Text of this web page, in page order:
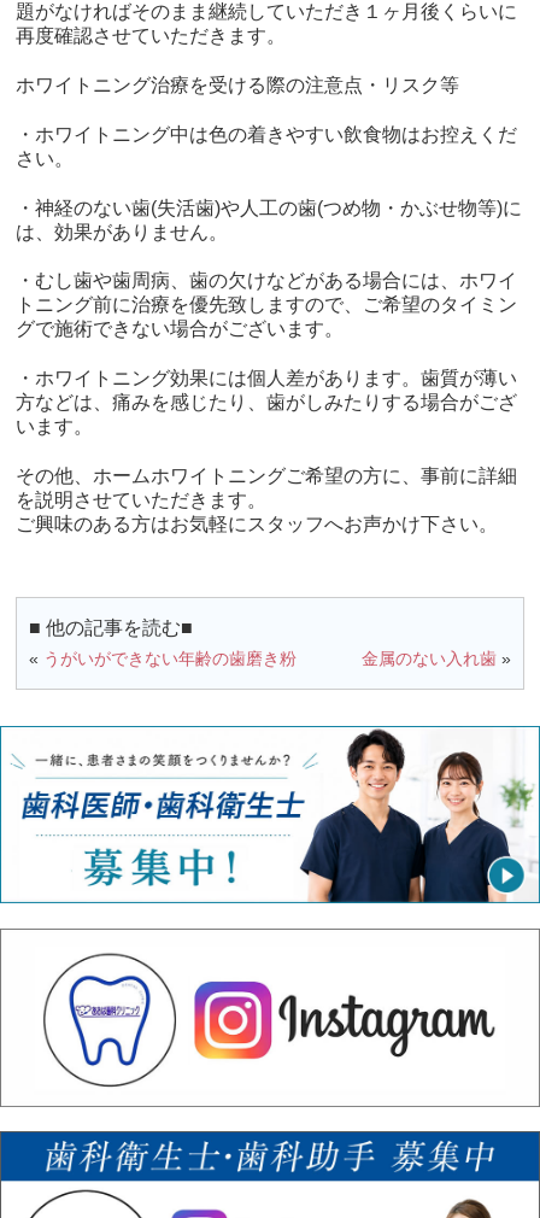
題がなければそのまま継続していただき１ヶ月後くらいに
再度確認させていただきます。
ホワイトニング治療を受ける際の注意点・リスク等
・ホワイトニング中は色の着きやすい飲食物はお控えくだ
さい。
・神経のない歯(失活歯)や人工の歯(つめ物・かぶせ物等)に
は、効果がありません。
・むし歯や歯周病、歯の欠けなどがある場合には、ホワイ
トニング前に治療を優先致しますので、ご希望のタイミン
グで施術できない場合がございます。
・ホワイトニング効果には個人差があります。歯質が薄い
方などは、痛みを感じたり、歯がしみたりする場合がござ
います。
その他、ホームホワイトニングご希望の方に、事前に詳細
を説明させていただきます。
ご興味のある方はお気軽にスタッフへお声かけ下さい。
■ 他の記事を読む■
« うがいができない年齢の歯磨き粉 金属のない入れ歯»